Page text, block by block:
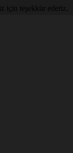
için teşekkür ederiz.